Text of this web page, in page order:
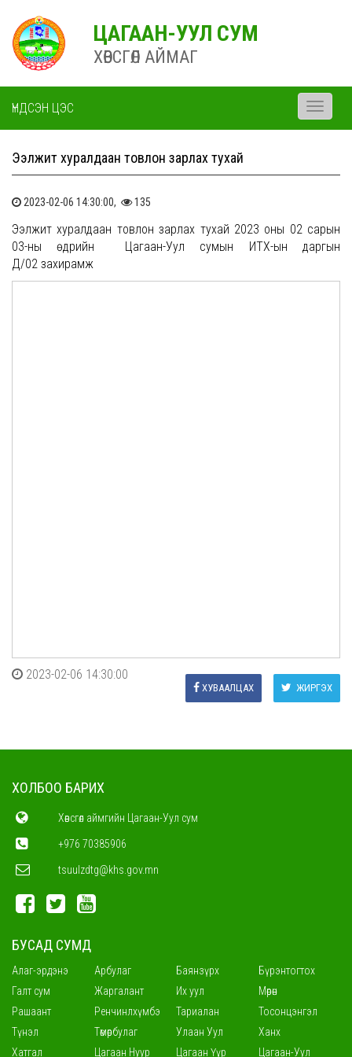
ЦАГААН-УУЛ СУМ
ХӨВСГӨЛ АЙМАГ
ҮНДСЭН ЦЭС
Toggle
Ээлжит хуралдаан товлон зарлах тухай
2023-02-06 14:30:00, 135
Ээлжит хуралдаан товлон зарлах тухай 2023 оны 02 сарын
03-ны өдрийн Цагаан-Уул сумын ИТХ-ын даргын
Д/02 захирамж
2023-02-06 14:30:00
ЖИРГЭХ
ХУВААЛЦАХ
ХОЛБОО БАРИХ
Хөвсгөл аймгийн Цагаан-Уул сум
+976 70385906
tsuulzdtg@khs.gov.mn
БУСАД СУМД
Алаг-эрдэнэ Арбулаг Баянзүрх
Бүрэнтогтох
Галт сум
Жаргалант Их уул
Мөрөн
Рашаант
Ренчинлхүмбэ Тариалан
Тосонцэнгэл
Түнэл
Төмөрбулаг Улаан Уул
Ханх
Хатгал
Цагаан Нуур Цагаан Үүр Цагаан-Уул